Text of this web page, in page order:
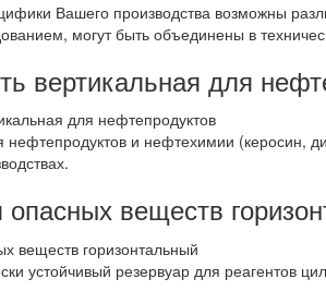
Вашего производства возможны
могут быть объединены в
вертикальная для
нефтепродуктов и нефтехимии (керосин,
опасных веществ
устойчивый резервуар для реагентов